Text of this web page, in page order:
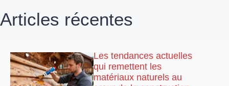
Articles récentes
Les tendances actuelles
qui remettent les
matériaux naturels au